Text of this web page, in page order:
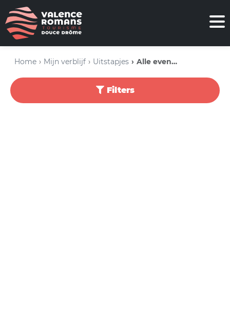
Home Mijn verblijf Uitstapjes Alle evenementen
Filters